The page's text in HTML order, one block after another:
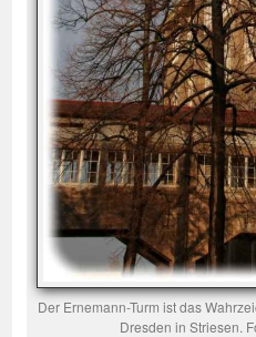
Der Ernemann-Turm ist das
Dresden in Striesen.